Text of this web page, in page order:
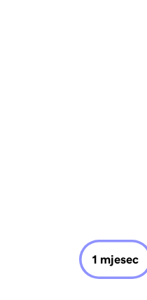
1 mjesec